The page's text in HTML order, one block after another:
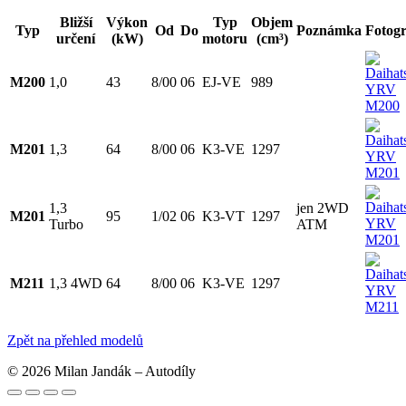
Typ
Bližší
určení
Výkon
(kW)
Od Do
Typ
motoru
Objem
(cm³)
Poznámka
M200 1,0 43 8/00 06 EJ-VE 989
M201 1,3 64 8/00 06 K3-VE 1297
M201
1,3
Turbo
95 1/02 06 K3-VT 1297
jen 2WD
ATM
M211 1,3 4WD 64 8/00 06 K3-VE 1297
Zpět na přehled modelů
© 2026 Milan Jandák – Autodíly